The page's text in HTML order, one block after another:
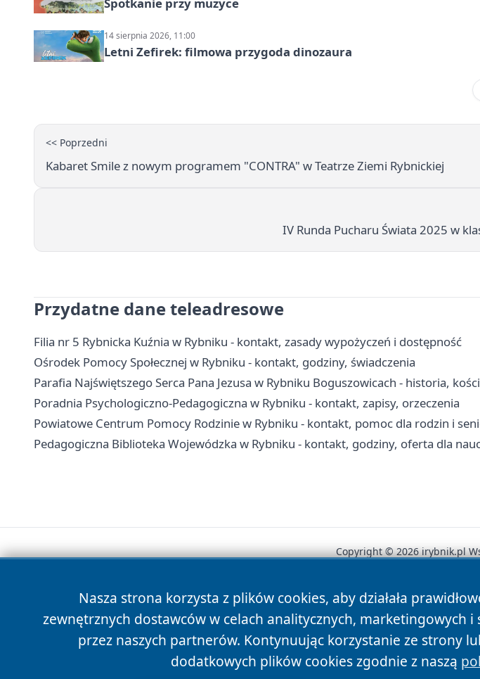
14 sierpnia 2026, 11:00
Letni Zefirek: filmowa przygoda dinozaura
<< Poprzedni
Kabaret Smile z nowym programem "CONTRA" w Teatrze Ziemi Rybnickiej
IV Runda Pucharu Świata 2025 w
Przydatne dane teleadresowe
Filia nr 5 Rybnicka Kuźnia w Rybniku - kontakt, zasady wypożyczeń i dostępność
Ośrodek Pomocy Społecznej w Rybniku - kontakt, godziny, świadczenia
Parafia Najświętszego Serca Pana Jezusa w Rybniku Boguszowicach - historia,
Poradnia Psychologiczno-Pedagogiczna w Rybniku - kontakt, zapisy, orzeczenia
Powiatowe Centrum Pomocy Rodzinie w Rybniku - kontakt, pomoc dla rodzin i
Pedagogiczna Biblioteka Wojewódzka w Rybniku - kontakt, godziny, oferta dla
Nasza strona korzysta z plików cookies, aby działała
zewnętrznych dostawców w celach analitycznych, marketingowych
przez naszych partnerów. Kontynuując korzystanie ze strony
dodatkowych plików cookies zgodnie z naszą
Copyright © 2026 irybnik.pl
News Autorzy Polityka